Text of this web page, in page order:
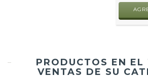
PRODUCTOS EN EL
VENTAS DE SU